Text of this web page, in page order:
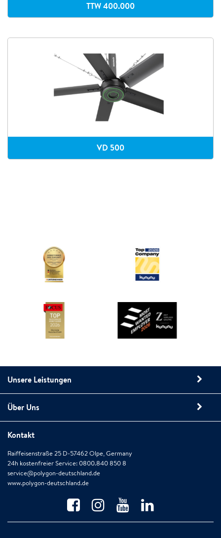
TTW 400.000
VD 500
Unsere Leistungen
Über Uns
Kontakt
Raiffeisenstraße 25 D-57462 Olpe, Germany
24h kostenfreier Service: 0800.840 850 8
service@polygon-deutschland.de
www.polygon-deutschland.de